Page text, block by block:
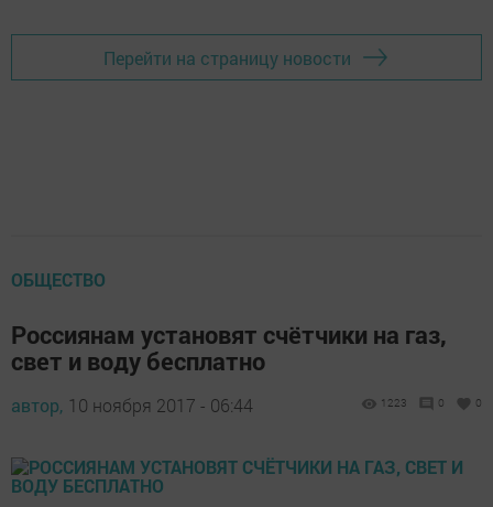
Перейти на страницу новости
ОБЩЕСТВО
Россиянам установят счётчики на газ,
свет и воду бесплатно
автор, 10 ноября 2017 - 06:44 1223 0 0